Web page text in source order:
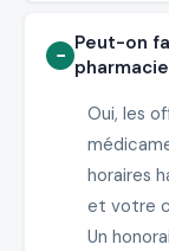
Peut-on
Oui, les
horaires
et votre
Un